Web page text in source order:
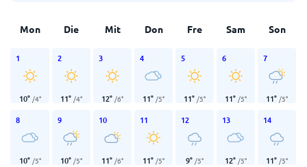
Mon Die Mit Don Fre Sam Son
1
10° /4°
2
11° /4°
3
12° /6°
4
11° /5°
5
11° /5°
6
11° /5°
7
11° /5°
8
10° /5°
9
10° /5°
10
11° /6°
11
11° /5°
12
9° /5°
13
12° /5°
14
11° /5°